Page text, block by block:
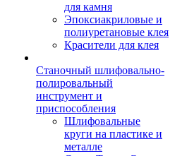
для камня
Эпоксиакриловые и
полиуретановые клея
Красители для клея
Станочный шлифовально-
полировальный
инструмент и
приспособления
Шлифовальные
круги на пластике и
металле